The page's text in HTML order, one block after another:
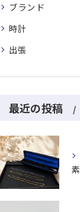
ブランド
時計
出張
最近の投稿